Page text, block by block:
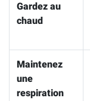
Gardez au
chaud
Maintenez
une
respiration